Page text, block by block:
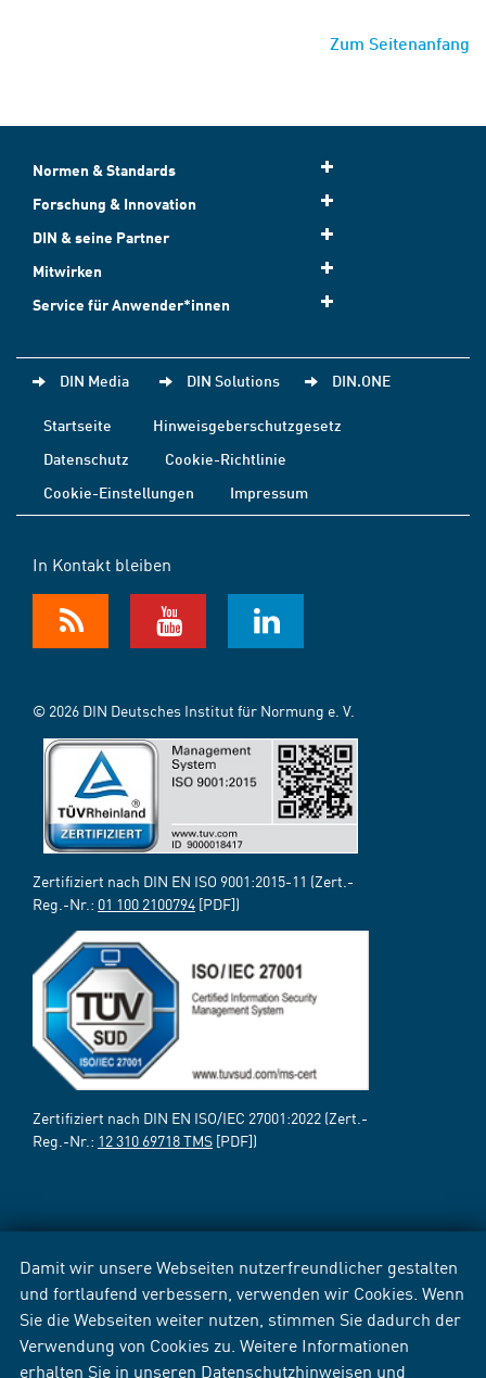
Damit wir unsere Webseiten nutzerfreundlicher gestalten
und fortlaufend verbessern, verwenden wir Cookies. Wenn
Sie die Webseiten weiter nutzen, stimmen Sie dadurch der
Verwendung von Cookies zu. Weitere Informationen
erhalten Sie in unseren Datenschutzhinweisen und
Zum Seitenanfang
Normen & Standards
Forschung & Innovation
DIN & seine Partner
Mitwirken
Service für Anwender*innen
DIN Media DIN Solutions DIN.ONE
Startseite
Hinweisgeberschutzgesetz
Datenschutz
Cookie-Richtlinie
Cookie-Einstellungen
Impressum
In Kontakt bleiben
© 2026 DIN Deutsches Institut für Normung e. V.
Zertifiziert nach DIN EN ISO 9001:2015-11 (Zert.-
Reg.-Nr.: 01 100 2100794 [PDF])
Zertifiziert nach DIN EN ISO/IEC 27001:2022 (Zert.-
Reg.-Nr.: 12 310 69718 TMS [PDF])